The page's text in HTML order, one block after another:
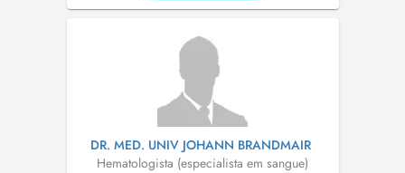
DR. MED. UNIV JOHANN BRANDMAIR
Hematologista (especialista em sangue)